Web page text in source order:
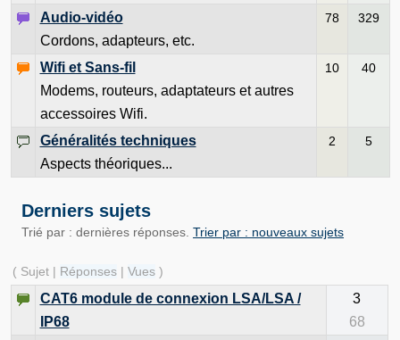
Audio-vidéo
Cordons, adapteurs, etc.
78 329
Wifi et Sans-fil
Modems, routeurs, adaptateurs et autres
accessoires Wifi.
10 40
Généralités techniques
Aspects théoriques...
2 5
Derniers sujets
Trié par : dernières réponses.Trier par : nouveaux sujets
( Sujet | Réponses| Vues )
CAT6 module de connexion LSA/LSA /
IP68
3
68